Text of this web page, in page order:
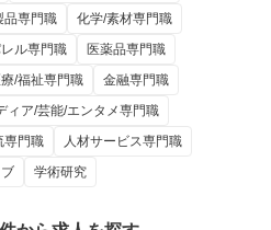
品専門職
化学/素材専門職
ル専門職
医薬品専門職
療/福祉専門職
金融専門職
ィア/芸能/エンタメ専門職
専門職
人材サービス専門職
学術研究